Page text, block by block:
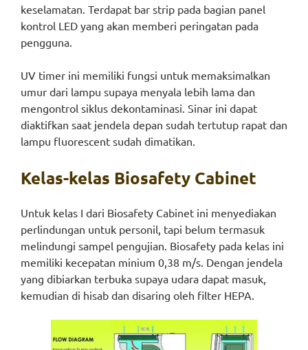
keselamatan. Terdapat bar strip pada bagian panel
kontrol LED yang akan memberi peringatan pada
pengguna.
UV timer ini memiliki fungsi untuk memaksimalkan
umur dari lampu supaya menyala lebih lama dan
mengontrol siklus dekontaminasi. Sinar ini dapat
diaktifkan saat jendela depan sudah tertutup rapat dan
lampu fluorescent sudah dimatikan.
Kelas-kelas Biosafety Cabinet
Untuk kelas I dari Biosafety Cabinet ini menyediakan
perlindungan untuk personil, tapi belum termasuk
melindungi sampel pengujian. Biosafety pada kelas ini
memiliki kecepatan minium 0,38 m/s. Dengan jendela
yang dibiarkan terbuka supaya udara dapat masuk,
kemudian di hisab dan disaring oleh filter HEPA.